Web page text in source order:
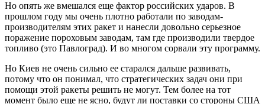
Но опять же вмешался еще фактор российских ударов. В
прошлом году мы очень плотно работали по заводам-
производителям этих ракет и нанесли довольно серьезное
поражение пороховым заводам, там где производили твердое
топливо (это Павлоград). И во многом сорвали эту программу.
Но Киев не очень сильно ее старался дальше развивать,
потому что он понимал, что стратегических задач они при
помощи этой ракеты решить не могут. Тем более на тот
момент было еще не ясно, будут ли поставки со стороны США